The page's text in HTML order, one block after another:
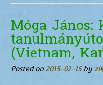
Móga
(Vietnam,
Posted on 2015-02-15by